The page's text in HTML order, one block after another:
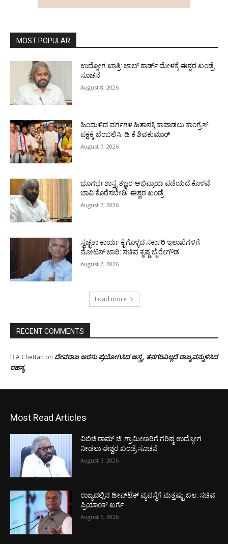
MOST POPULAR
ಉದ್ಯೋಗ ಖಾತ್ರಿ: ಜಾಬ್ ಕಾರ್ಡ್ ಮೇಳಕ್ಕೆ ಈಶ್ವರ ಖಂಡ್ರೆ
ಸೂಚನೆ
August 8, 2026
ಹಿಂದುಳಿದ ವರ್ಗಗಳ ಹಿತಾಸಕ್ತಿ ಕಾಪಾಡಲು ಕಾಂಗ್ರೆಸ್
ಪಕ್ಷಕ್ಕೆ ಬೆಂಬಲಿಸಿ: ಡಿ ಕೆ ಶಿವಕುಮಾರ್
August 7, 2026
ಭೂಗರ್ಭಶಾಸ್ತ್ರ ತಜ್ಞರ ಅಭಿಪ್ರಾಯ ಪಡೆಯದೆ ಕೊಳವೆ
ಬಾವಿ ಕೊರೆಸಬೇಡಿ: ಈಶ್ವರ ಖಂಡ್ರೆ
August 7, 2026
ಸ್ವಚ್ಛತಾ ಕಾರ್ಯ ಕೈಗೊಳ್ಳದ ಸರ್ಕಾರಿ ಇಲಾಖೆಗಳಿಗೆ
ನೋಟಿಸ್ ಜಾರಿ: ಸಚಿವ ಕೃಷ್ಣ ಬೈರೇಗೌಡ
August 7, 2026
Load more
RECENT COMMENTS
B A Chettan on ದೇವರಾಜ ಅರಸು ಪ್ರಯೋಗಿಸಿದ ಅಸ್ತ್ರ, ತನಗರಿವಿಲ್ಲದೆ ರಾಜ್ಯವನ್ನುಳಿಸಿದ
ರಹಸ್ಯ
Most Read Articles
ವಿಬಿಜಿ ರಾಮ್ ಜಿ: ಗ್ರಾಮೀಣರಿಗೆ ಗರಿಷ್ಠ ಉದ್ಯೋಗ
ನೀಡಲು ಈಶ್ವರ ಖಂಡ್ರೆ ಸೂಚನೆ
August 5, 2026
ರಾಜ್ಯದಲ್ಲಿನ ಡೀಪ್‌ಟೆಕ್‌ ವ್ಯವಸ್ಥೆಗೆ ಮತ್ತಷ್ಟು ಬಲ: ಸಚಿವ
ಪ್ರಿಯಾಂಕ್ ಖರ್ಗೆ
August 6, 2026